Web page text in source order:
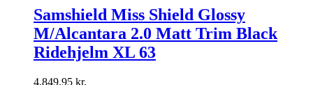
Samshield Miss Shield Glossy
M/Alcantara 2.0 Matt Trim Black
Ridehjelm XL 63
4.849,95 kr.